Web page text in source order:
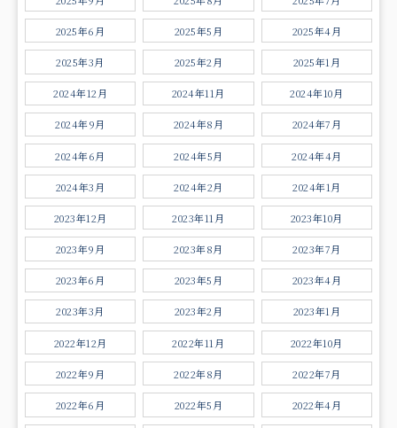
2025年6月 2025年5月 2025年4月
2025年3月 2025年2月 2025年1月
2024年12月 2024年11月 2024年10月
2024年9月 2024年8月 2024年7月
2024年6月 2024年5月 2024年4月
2024年3月 2024年2月 2024年1月
2023年12月 2023年11月 2023年10月
2023年9月 2023年8月 2023年7月
2023年6月 2023年5月 2023年4月
2023年3月 2023年2月 2023年1月
2022年12月 2022年11月 2022年10月
2022年9月 2022年8月 2022年7月
2022年6月 2022年5月 2022年4月